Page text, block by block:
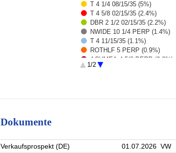
T 4 1/4 08/15/35 (5%)
T 4 5/8 02/15/35 (2.4%)
DBR 2 1/2 02/15/35 (2.2%)
NWIDE 10 1/4 PERP (1.4%)
T 4 11/15/35 (1.1%)
ROTHLF 5 PERP (0.9%)
ACHMEA 4 5/8 PERP (0.8%)
COVBS 8 3/4 PERP (0.8%)
1/2
Dokumente
Verkaufsprospekt (DE) 01.07.2026 VW